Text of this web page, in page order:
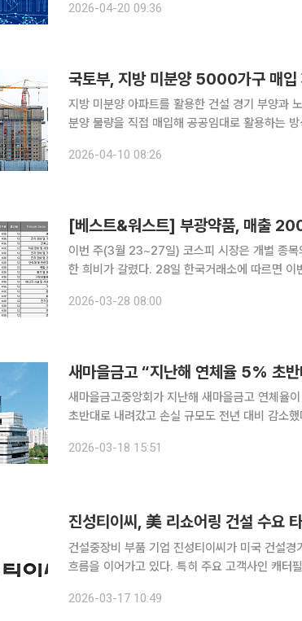
는 올해 지방 건설경기 회복과 노동자 주거 지원
2026-04-20 09:36
지방 미분양 아파트를 활용한 건설 경기 부양과
분양 물량을 직접 매입해 공공임대로 활용하는
8월 14일)’ 후속 조치로 ‘지방 준공 후 미분양 아
2026-04-10 08:26
이번 주(3월 23~27일) 코스피 시장은 개별 종목
한 희비가 갈렸다. 28일 한국거래소에 따르면 이번 주 코스피 지수는 20일 5781.20에서 27일
14조1999억원, 5396억원 순매도 했다
2026-03-28 08:00
새마을금고 “지난해 연체율 5% 초
새마을금고중앙회가 지난해 새마을금고 연체
초반대로 내려갔고 손실 규모도 전년 대비 감소했다고 18일 밝혔다. 중
할 계획이다. 부실채권은 MG자산관리회사(MG
2026-03-18 15:51
건설중장비 부품 기업 진성티이씨가 미국 건설
흐름을 이어가고 있다. 특히 주요 고객사인 캐터
수요와 리쇼어링에 따른 공장 건설 확대가 건설장
2026-03-17 10:49